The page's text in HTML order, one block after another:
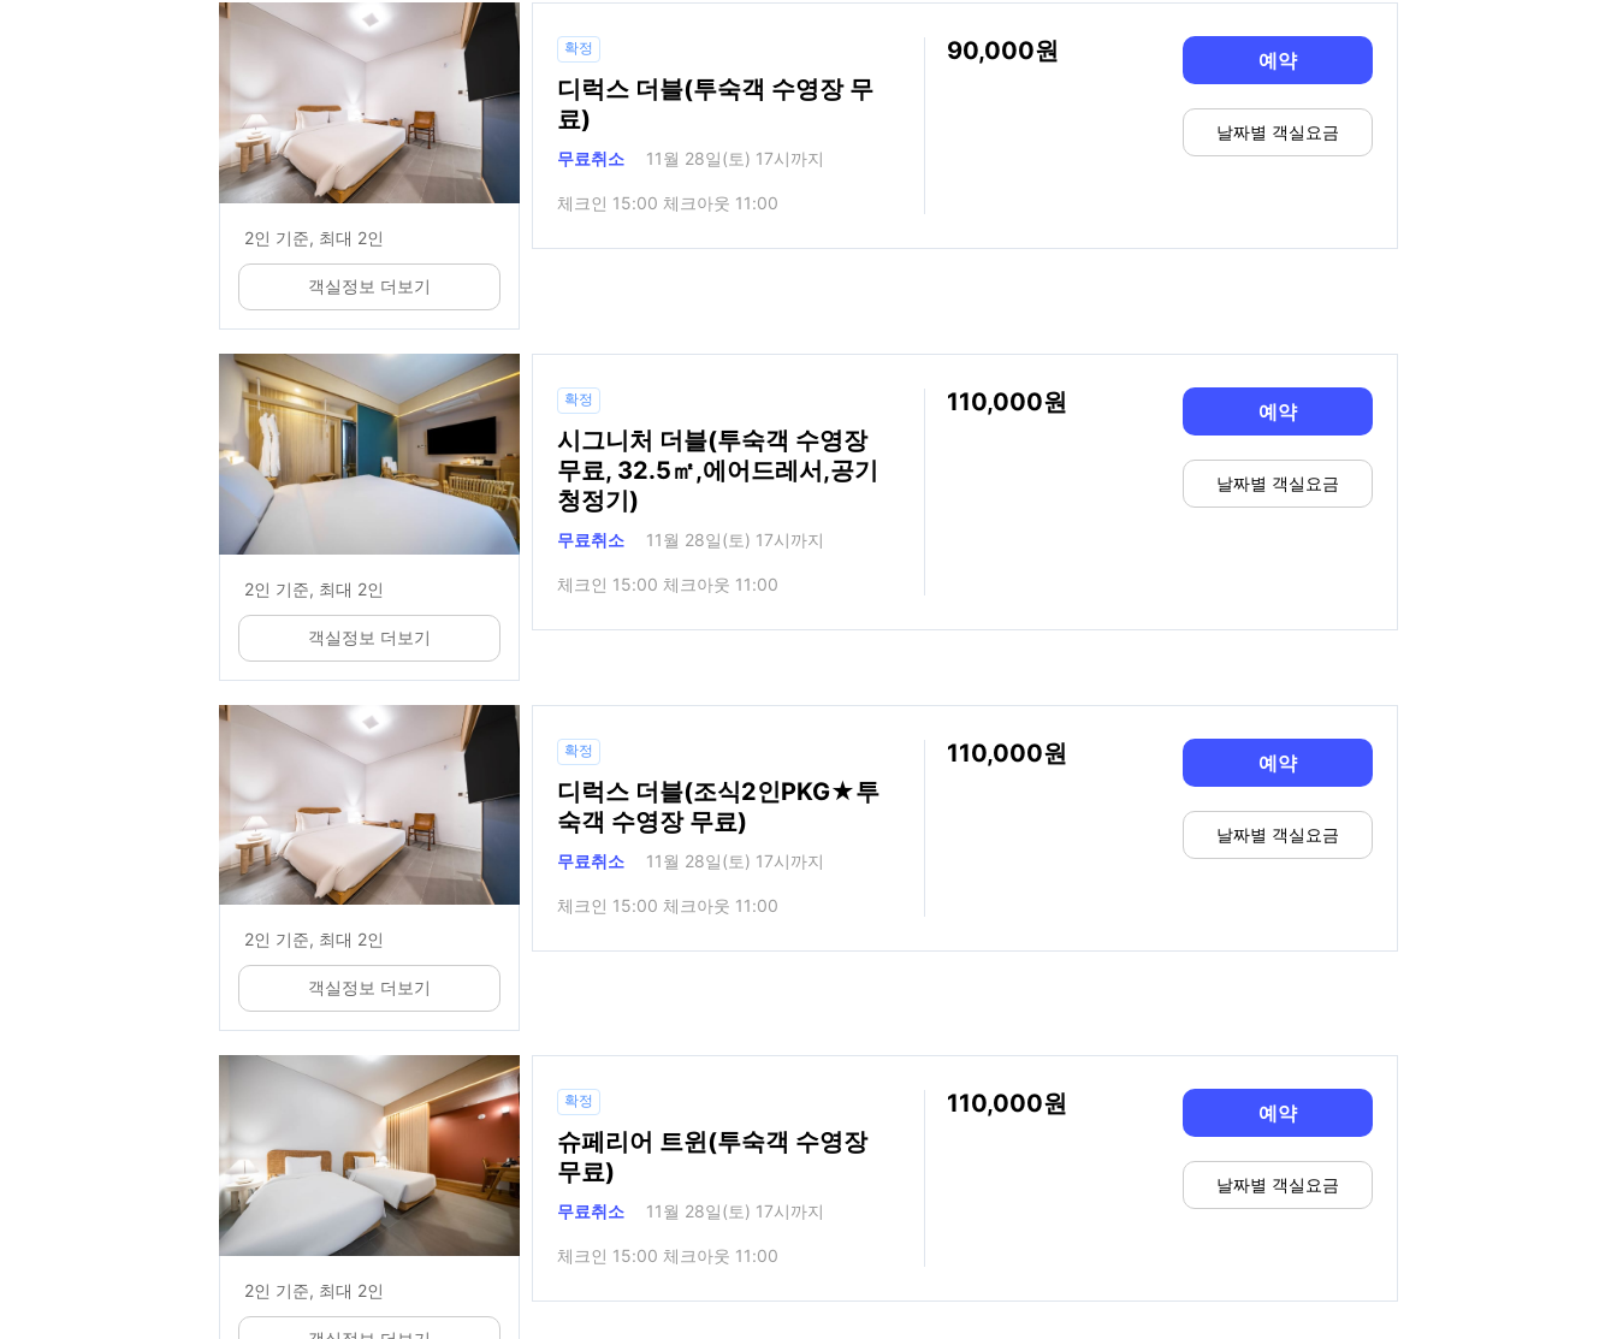
2인 기준, 최대 2인
객실정보 더보기
확정
디럭스 더블(투숙객 수영장 무
료)
무료취소 11월 28일(토) 17시까지
체크인 15:00 체크아웃 11:00
90,000 예약
날짜별 객실요금
2인 기준, 최대 2인
객실정보 더보기
확정
시그니처 더블(투숙객 수영장
무료, 32.5㎡,에어드레서,공기
청정기)
무료취소 11월 28일(토) 17시까지
체크인 15:00 체크아웃 11:00
110,000 예약
날짜별 객실요금
2인 기준, 최대 2인
객실정보 더보기
확정
디럭스 더블(조식2인PKG★투
숙객 수영장 무료)
무료취소 11월 28일(토) 17시까지
체크인 15:00 체크아웃 11:00
110,000 예약
날짜별 객실요금
2인 기준, 최대 2인
확정
슈페리어 트윈(투숙객 수영장
무료)
무료취소 11월 28일(토) 17시까지
체크인 15:00 체크아웃 11:00
110,000 예약
날짜별 객실요금